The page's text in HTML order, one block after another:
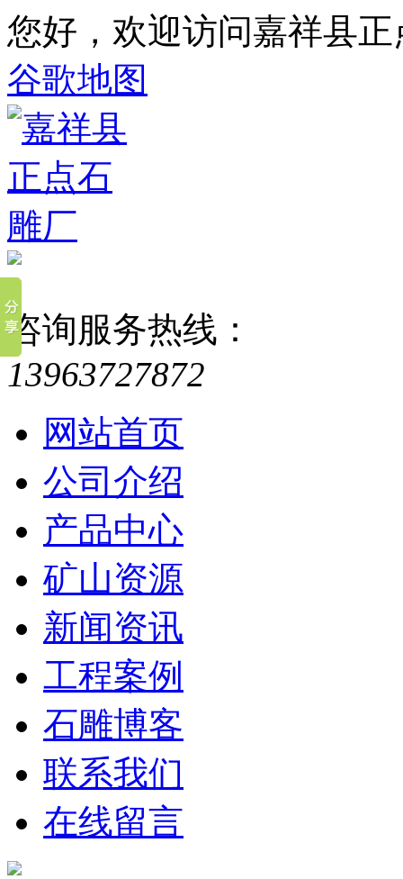
您好，欢迎访问嘉祥县
谷歌地图
咨询服务热线：
13963727872
网站首页
公司介绍
产品中心
矿山资源
新闻资讯
工程案例
石雕博客
联系我们
在线留言